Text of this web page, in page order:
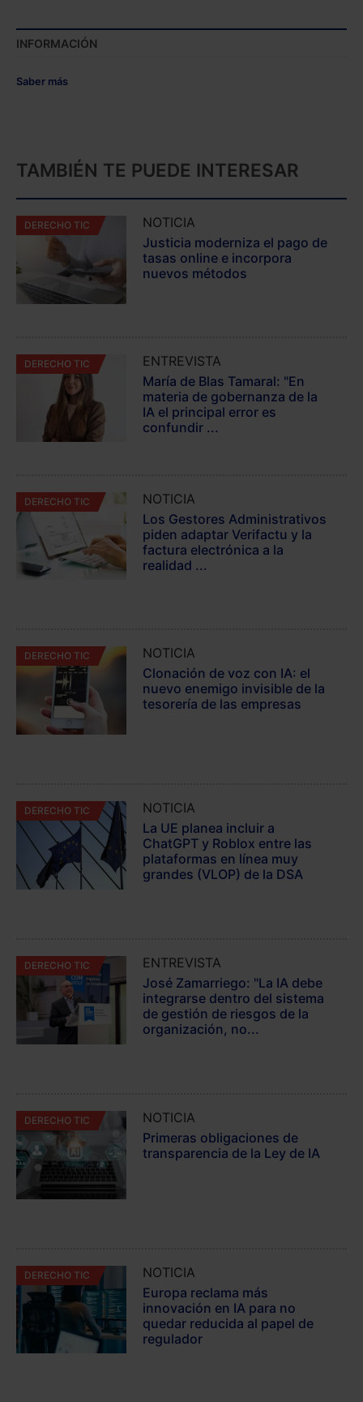
INFORMACIÓN
Saber más
TAMBIÉN TE PUEDE INTERESAR
DERECHO TIC
NOTICIA
Justicia moderniza el pago de
tasas online e incorpora
nuevos métodos
DERECHO TIC
ENTREVISTA
María de Blas Tamaral: "En
materia de gobernanza de la
IA el principal error es
confundir ...
DERECHO TIC
NOTICIA
Los Gestores Administrativos
piden adaptar Verifactu y la
factura electrónica a la
realidad ...
DERECHO TIC
NOTICIA
Clonación de voz con IA: el
nuevo enemigo invisible de la
tesorería de las empresas
DERECHO TIC
NOTICIA
La UE planea incluir a
ChatGPT y Roblox entre las
plataformas en línea muy
grandes (VLOP) de la DSA
DERECHO TIC
ENTREVISTA
José Zamarriego: "La IA debe
integrarse dentro del sistema
de gestión de riesgos de la
organización, no...
DERECHO TIC
NOTICIA
Primeras obligaciones de
transparencia de la Ley de IA
DERECHO TIC
NOTICIA
Europa reclama más
innovación en IA para no
quedar reducida al papel de
regulador